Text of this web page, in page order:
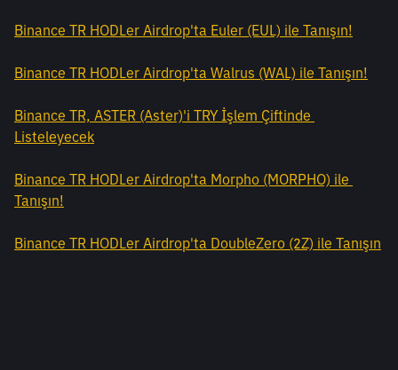
Binance TR HODLer Airdrop'ta Euler (EUL) ile Tanışın!
Binance TR HODLer Airdrop'ta Walrus (WAL) ile Tanışın!
Binance TR, ASTER (Aster)'i TRY İşlem Çiftinde
Listeleyecek
Binance TR HODLer Airdrop'ta Morpho (MORPHO) ile
Tanışın!
Binance TR HODLer Airdrop'ta DoubleZero (2Z) ile Tanışın